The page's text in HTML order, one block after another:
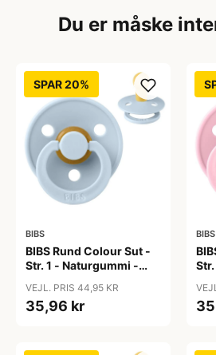
Du er måske
SPAR 20%
BIBS
BIBS Rund Colour Sut -
Str. 1 - Naturgummi -
VEJL. PRIS 44,95 KR
35,96 kr
BIBS